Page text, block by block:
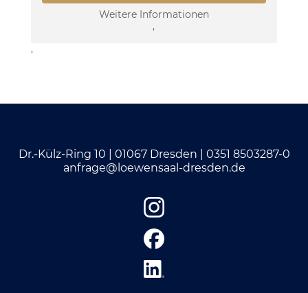
Weitere Informationen
‚
‚
Dr.-Külz-Ring 10 | 01067 Dresden | 0351 8503287-0
anfrage@loewensaal-dresden.de